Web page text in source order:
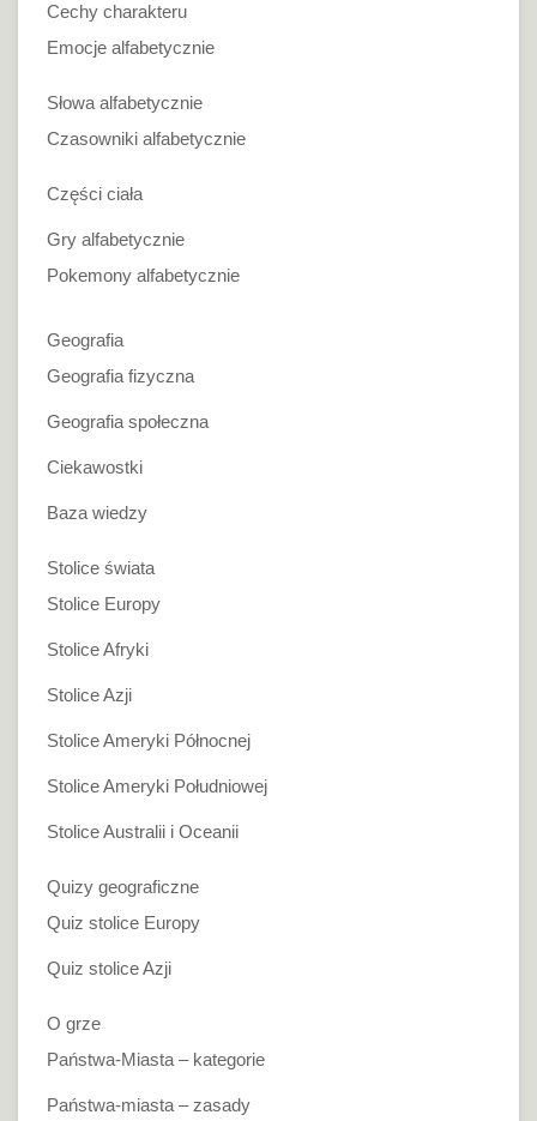
Cechy charakteru
Emocje alfabetycznie
Słowa alfabetycznie
Czasowniki alfabetycznie
Części ciała
Gry alfabetycznie
Pokemony alfabetycznie
Geografia
Geografia fizyczna
Geografia społeczna
Ciekawostki
Baza wiedzy
Stolice świata
Stolice Europy
Stolice Afryki
Stolice Azji
Stolice Ameryki Północnej
Stolice Ameryki Południowej
Stolice Australii i Oceanii
Quizy geograficzne
Quiz stolice Europy
Quiz stolice Azji
O grze
Państwa-Miasta – kategorie
Państwa-miasta – zasady